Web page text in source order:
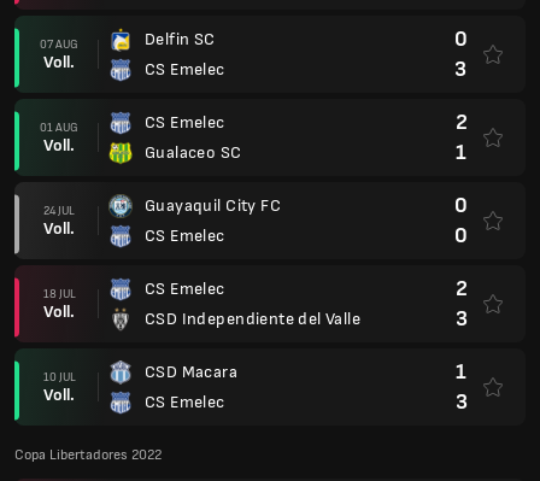
07 AUG
Voll.
Delfin SC
CS Emelec
0
3
01 AUG
Voll.
CS Emelec
Gualaceo SC
2
1
24 JUL
Voll.
Guayaquil City FC
CS Emelec
0
0
18 JUL
Voll.
CS Emelec
CSD Independiente del Valle
2
3
10 JUL
Voll.
CSD Macara
CS Emelec
1
3
Copa Libertadores 2022